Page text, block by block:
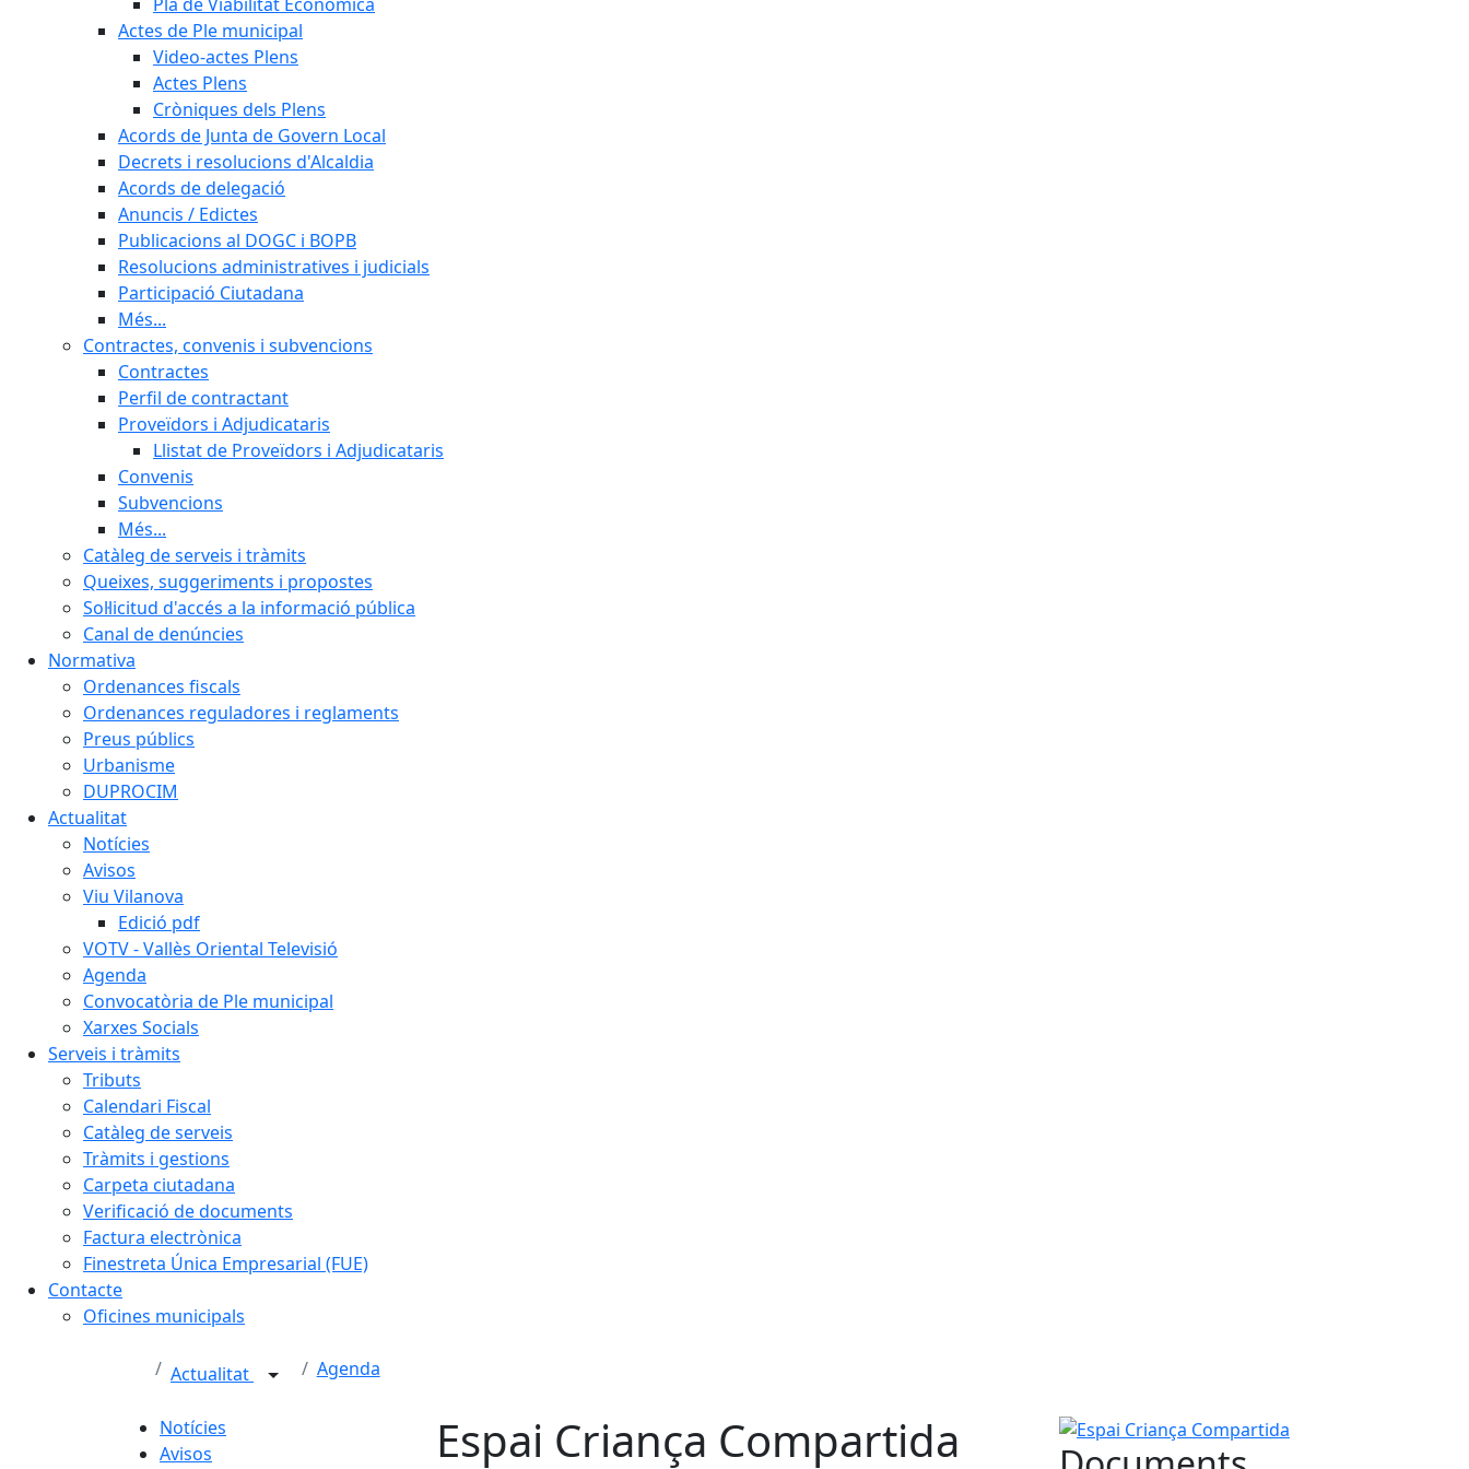
Actes de Ple municipal
Video-actes Plens
Actes Plens
Cròniques dels Plens
Acords de Junta de Govern Local
Decrets i resolucions d'Alcaldia
Acords de delegació
Anuncis / Edictes
Publicacions al DOGC i BOPB
Resolucions administratives i judicials
Participació Ciutadana
Més...
Contractes, convenis i subvencions
Contractes
Perfil de contractant
Proveïdors i Adjudicataris
Llistat de Proveïdors i Adjudicataris
Convenis
Subvencions
Més...
Catàleg de serveis i tràmits
Queixes, suggeriments i propostes
Sol·licitud d'accés a la informació pública
Canal de denúncies
Normativa
Ordenances fiscals
Ordenances reguladores i reglaments
Preus públics
Urbanisme
DUPROCIM
Actualitat
Notícies
Avisos
Viu Vilanova
Edició pdf
VOTV - Vallès Oriental Televisió
Agenda
Convocatòria de Ple municipal
Xarxes Socials
Serveis i tràmits
Tributs
Calendari Fiscal
Catàleg de serveis
Tràmits i gestions
Carpeta ciutadana
Verificació de documents
Factura electrònica
Finestreta Única Empresarial (FUE)
Contacte
Oficines municipals
Actualitat Agenda
Notícies
Avisos
Espai Criança Compartida Espai Criança Compartida